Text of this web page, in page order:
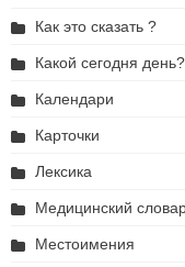
Как это сказать ?
Какой сегодня день?
Календари
Карточки
Лексика
Медицинский
Местоимения